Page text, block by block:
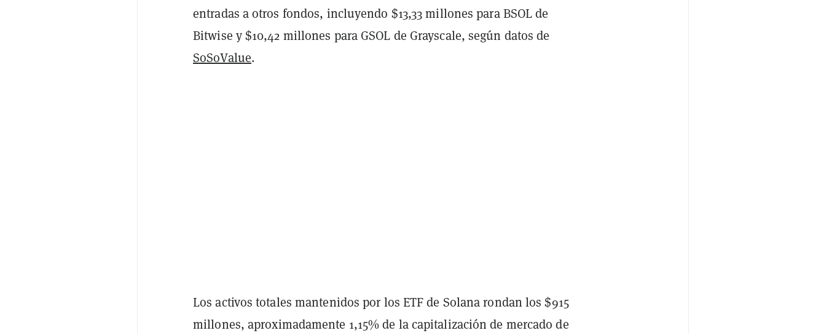
entradas a otros fondos, incluyendo $13,33 millones para BSOL de
Bitwise y $10,42 millones para GSOL de Grayscale, según datos de
SoSoValue.
Los activos totales mantenidos por los ETF de Solana rondan los $915
millones, aproximadamente 1,15% de la capitalización de mercado de